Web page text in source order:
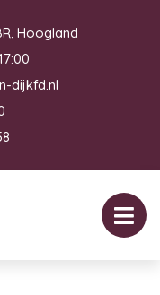
Hoogland
dijkfd.nl